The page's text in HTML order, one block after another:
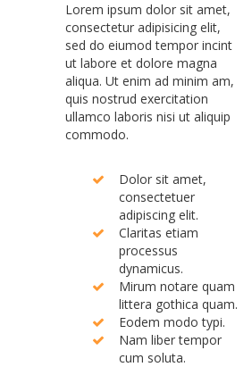
Lorem ipsum dolor sit amet,
consectetur adipisicing elit,
sed do eiumod tempor incint
ut labore et dolore magna
aliqua. Ut enim ad minim am,
quis nostrud exercitation
ullamco laboris nisi ut aliquip
commodo.
Dolor sit amet,
consectetuer
adipiscing elit.
Claritas etiam
processus
dynamicus.
Mirum notare quam
littera gothica quam.
Eodem modo typi.
Nam liber tempor
cum soluta.